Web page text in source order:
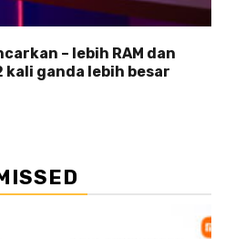
– lebih RAM dan
ganda lebih besar